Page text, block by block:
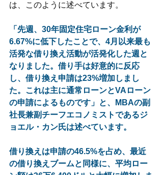
は、このように述べています。
「先週、30年固定住宅ローン金利が
6.67%に低下したことで、4月以来最も
活発な借り換え活動が活発化した週と
なりました。借り手は好意的に反応
し、借り換え申請は23%増加しまし
た。これは主に通常ローンとVAローン
の申請によるものです」と、MBAの副
社長兼副チーフエコノミストであるジ
ョエル・カン氏は述べています。
借り換えは申請の46.5%を占め、最近
の借り換えブームと同様に、平均ロー